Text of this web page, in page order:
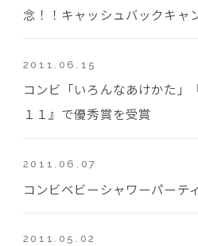
念！！キャッシュバックキャ
2011.06.15
コンビ「いろんなあけかた」
１１』で優秀賞を受賞
2011.06.07
コンビベビーシャワーパーテ
2011.05.02